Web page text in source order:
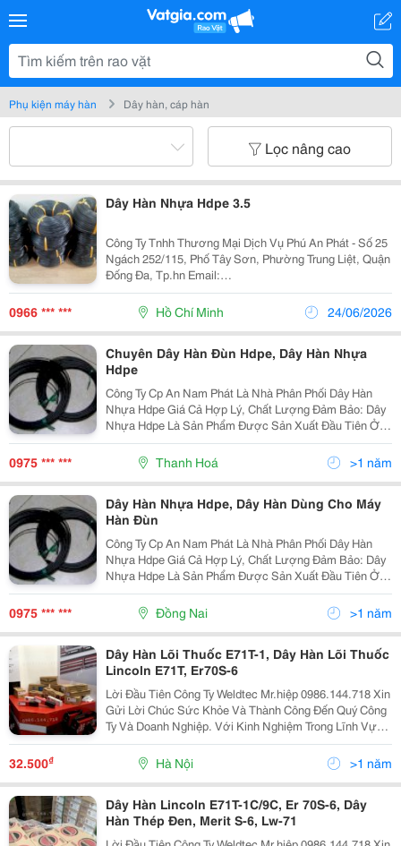
Phụ kiện máy hàn Dây hàn, cáp hàn
Lọc nâng cao
Dây Hàn Nhựa Hdpe 3.5
Công Ty Tnhh Thương Mại Dịch Vụ Phú An Phát - Số 25
Ngách 252/115, Phố Tây Sơn, Phường Trung Liệt, Quận
Đống Đa, Tp.hn Email:
Vattuxaydungphuanphat@Gmail.com - Website:
Http://Vattuphuanphat.com Hotline: 092.220.6868 ...
0966 *** *** Hồ Chí Minh 24/06/2026
Chuyên Dây Hàn Đùn Hdpe, Dây Hàn Nhựa
Hdpe
Công Ty Cp An Nam Phát Là Nhà Phân Phối Dây Hàn
Nhựa Hdpe Giá Cả Hợp Lý, Chất Lượng Đảm Bảo: Dây
Nhựa Hdpe Là Sản Phẩm Được Sản Xuất Đầu Tiên Ở
Vn Với Thiết Bị Máy Móc Hiện Đại Nhập Từ Châu Âu,
Nguyên Liệu Hạt Nhựa Hdpe Được Nhập Từ Thái Lan,
0975 *** *** Thanh Hoá >1 năm
Dây Hàn Nhựa Hdpe, Dây Hàn Dùng Cho Máy
Hàn Đùn
Công Ty Cp An Nam Phát Là Nhà Phân Phối Dây Hàn
Nhựa Hdpe Giá Cả Hợp Lý, Chất Lượng Đảm Bảo: Dây
Nhựa Hdpe Là Sản Phẩm Được Sản Xuất Đầu Tiên Ở
Vn Với Thiết Bị Máy Móc Hiện Đại Nhập Từ Châu Âu,
Nguyên Liệu Hạt Nhựa Hdpe Được Nhập Từ Thái Lan,
0975 *** *** Đồng Nai >1 năm
Dây Hàn Lõi Thuốc E71T-1, Dây Hàn Lõi Thuốc
Lincoln E71T, Er70S-6
Lời Đầu Tiên Công Ty Weldtec Mr.hiệp 0986.144.718 Xin
Gửi Lời Chúc Sức Khỏe Và Thành Công Đến Quý Công
Ty Và Doanh Nghiệp. Với Kinh Nghiệm Trong Lĩnh Vực
Cung Cấp Thiết Bị Và Vật Liệu Hàn, Cắt Weldtec Tự Hào
Là Doanh Nghiệp Lớn Và Uy Tín Hàng Đầu Việ
32.500₫ Hà Nội >1 năm
Dây Hàn Lincoln E71T-1C/9C, Er 70S-6, Dây
Hàn Thép Đen, Merit S-6, Lw-71